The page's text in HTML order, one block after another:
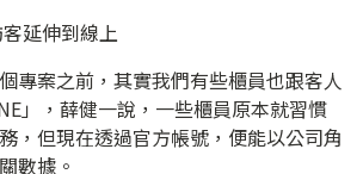
延伸到線上
專案之前，其實我們有些櫃員也跟客人
」，薛健一說，一些櫃員原本就習慣
，但現在透過官方帳號，便能以公司角
數據。